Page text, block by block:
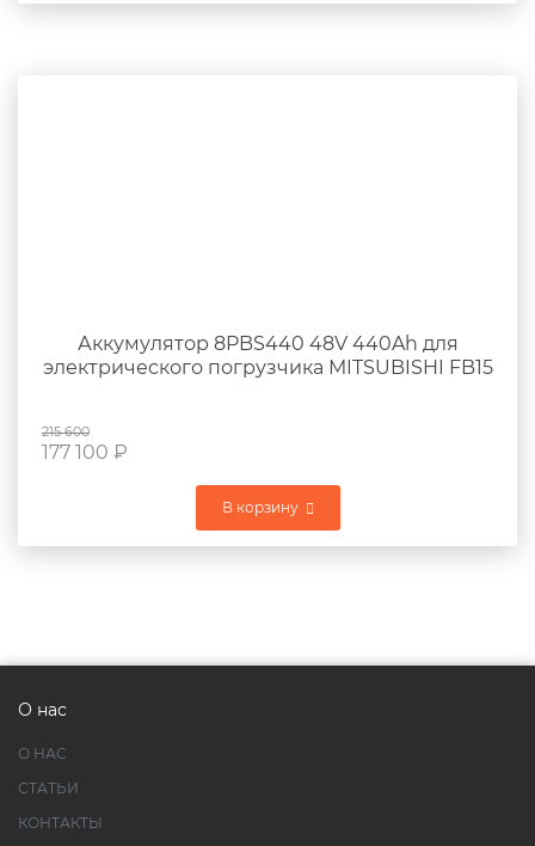
Аккумулятор 8PBS440 48V 440Ah для
электрического погрузчика MITSUBISHI FB15
215 600
177 100 ₽
В корзину
О нас
О НАС
СТАТЬИ
КОНТАКТЫ